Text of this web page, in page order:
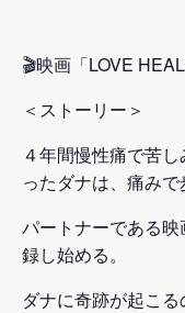
🎬映画「LOVE
＜ストーリー＞
４年間慢性痛で苦
ったダナは、痛みで
パートナーである
録し始める。
ダナに奇跡が起こ